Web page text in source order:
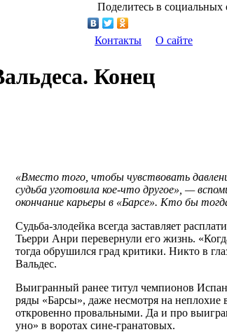
Поделитесь в социальных
Контакты О сайте
Конец
«Вместо того, чтобы чувствовать
судьба уготовила кое-что другое», —
окончание карьеры в «Барсе». Кто бы
Судьба-злодейка всегда заставляет
Тьерри Анри перевернули его жизнь.
тогда обрушился град критики. Никто в
Вальдес.
Выигранный ранее титул чемпионов
ряды «Барсы», даже несмотря на
откровенно провальными. Да и про
уно» в воротах сине-гранатовых.